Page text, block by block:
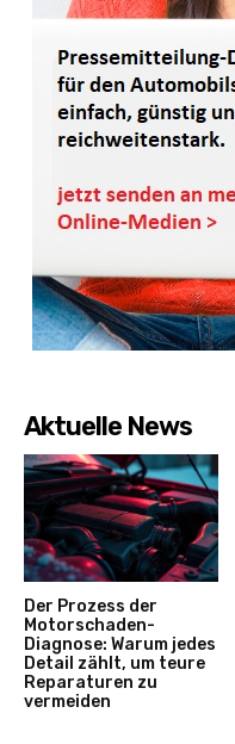
Aktuelle News
Der Prozess der
Motorschaden-
Diagnose: Warum jedes
Detail zählt, um teure
Reparaturen zu
vermeiden